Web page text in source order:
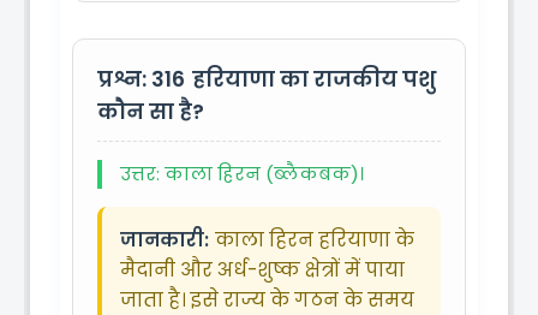
प्रश्न: 316 हरियाणा का राजकीय पशु
कौन सा है?
उत्तर: काला हिरन (ब्लैकबक)।
जानकारी: काला हिरन हरियाणा के
मैदानी और अर्ध-शुष्क क्षेत्रों में पाया
जाता है। इसे राज्य के गठन के समय